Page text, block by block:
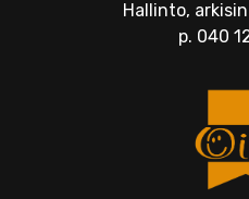
Hallinto,
p. 040